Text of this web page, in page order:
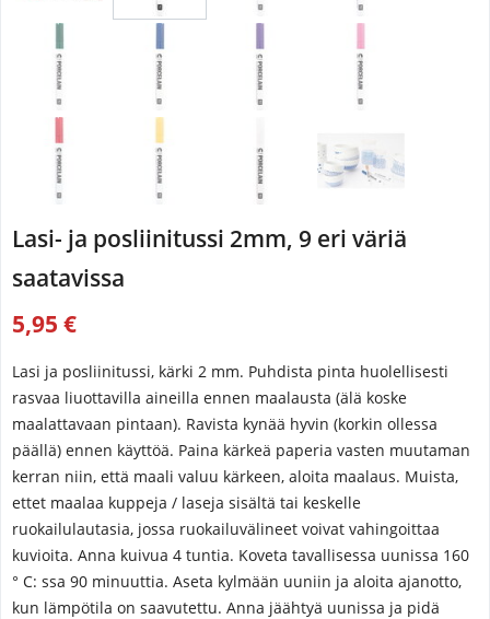
Lasi- ja posliinitussi 2mm, 9 eri väriä
saatavissa
5,95 €
Lasi ja posliinitussi, kärki 2 mm. Puhdista pinta huolellisesti
rasvaa liuottavilla aineilla ennen maalausta (älä koske
maalattavaan pintaan). Ravista kynää hyvin (korkin ollessa
päällä) ennen käyttöä. Paina kärkeä paperia vasten muutaman
kerran niin, että maali valuu kärkeen, aloita maalaus. Muista,
ettet maalaa kuppeja / laseja sisältä tai keskelle
ruokailulautasia, jossa ruokailuvälineet voivat vahingoittaa
kuvioita. Anna kuivua 4 tuntia. Koveta tavallisessa uunissa 160
° C: ssa 90 minuuttia. Aseta kylmään uuniin ja aloita ajanotto,
kun lämpötila on saavutettu. Anna jäähtyä uunissa ja pidä